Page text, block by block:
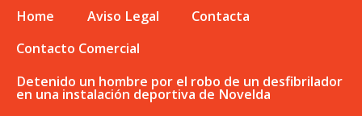
Home Aviso Legal
Contacta
Contacto Comercial
Detenido un hombre por el robo de un desfibrilador
en una instalación deportiva de Novelda